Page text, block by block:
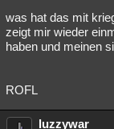
was hat das mit
zeigt mir wieder
haben und meinen
ROFL
luzzywar